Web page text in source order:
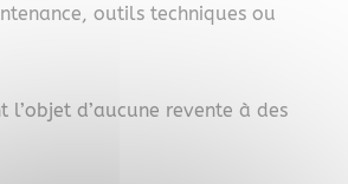
outils techniques ou
l’objet d’aucune revente à des